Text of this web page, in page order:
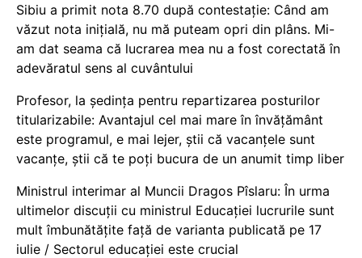
Sibiu a primit nota 8.70 după contestație: Când am
văzut nota inițială, nu mă puteam opri din plâns. Mi-
am dat seama că lucrarea mea nu a fost corectată în
adevăratul sens al cuvântului
Profesor, la ședința pentru repartizarea posturilor
titularizabile: Avantajul cel mai mare în învățământ
este programul, e mai lejer, știi că vacanțele sunt
vacanţe, știi că te poți bucura de un anumit timp liber
Ministrul interimar al Muncii Dragos Pîslaru: În urma
ultimelor discuții cu ministrul Educației lucrurile sunt
mult îmbunătățite față de varianta publicată pe 17
iulie / Sectorul educației este crucial